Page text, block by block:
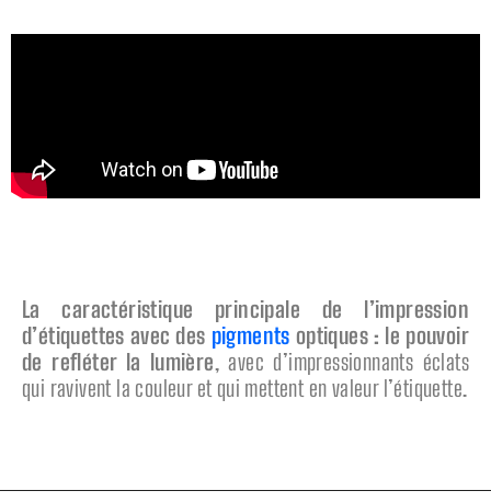
La caractéristique principale de l’impression
d’étiquettes avec des pigments optiques : le pouvoir
de refléter la lumière , avec d’impressionnants éclats
qui ravivent la couleur et qui mettent en valeur l’étiquette.